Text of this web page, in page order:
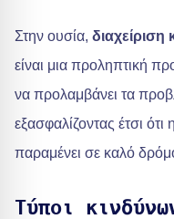
Στην ουσία,
είναι μια προληπτική
να προλαμβάνει τα
εξασφαλίζοντας έτσι ότι η
παραμένει σε καλό
Τύποι